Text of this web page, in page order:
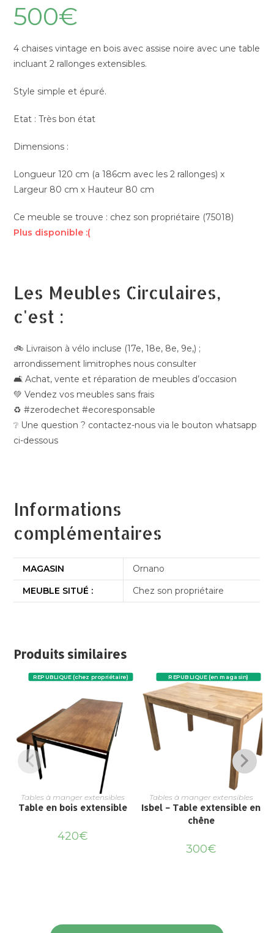
500€
4 chaises vintage en bois avec assise noire avec une table
incluant 2 rallonges extensibles.
Style simple et épuré.
Etat : Très bon état
Dimensions :
Longueur 120 cm (a 186cm avec les 2 rallonges) x
Largeur 80 cm x Hauteur 80 cm
Ce meuble se trouve : chez son propriétaire (75018)
Plus disponible :(
Les Meubles Circulaires,
c'est :
🚲 Livraison à vélo incluse (17e, 18e, 8e, 9e,) ;
arrondissement limitrophes nous consulter
🛋️ Achat, vente et réparation de meubles d’occasion
💚 Vendez vos meubles sans frais
♻️ #zerodechet #ecoresponsable
❔ Une question ? contactez-nous via le bouton whatsapp
ci-dessous
Informations
complémentaires
MAGASIN
Ornano
MEUBLE SITUÉ :
Chez son propriétaire
Produits similaires
REPUBLIQUE (chez propriétaire)
Tables à manger extensibles
Table en bois extensible
420€
REPUBLIQUE (en magasin)
Tables à manger extensibles
Isbel – Table extensible en
chêne
300€